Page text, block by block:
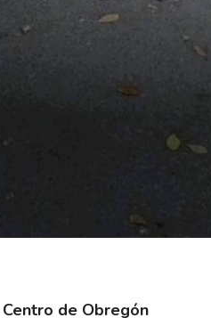
de Obregón